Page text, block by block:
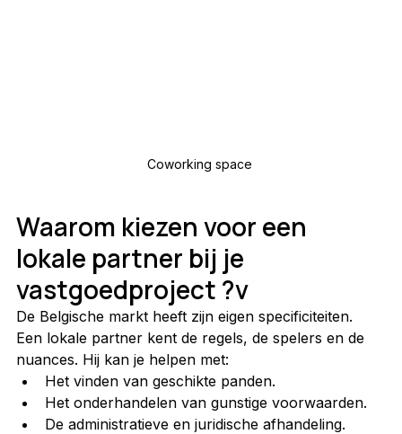
Coworking space
Waarom kiezen voor een
lokale partner bij je
vastgoedproject ?v
De Belgische markt heeft zijn eigen specificiteiten.
Een lokale partner kent de regels, de spelers en de
nuances. Hij kan je helpen met:
Het vinden van geschikte panden.
Het onderhandelen van gunstige voorwaarden.
De administratieve en juridische afhandeling.